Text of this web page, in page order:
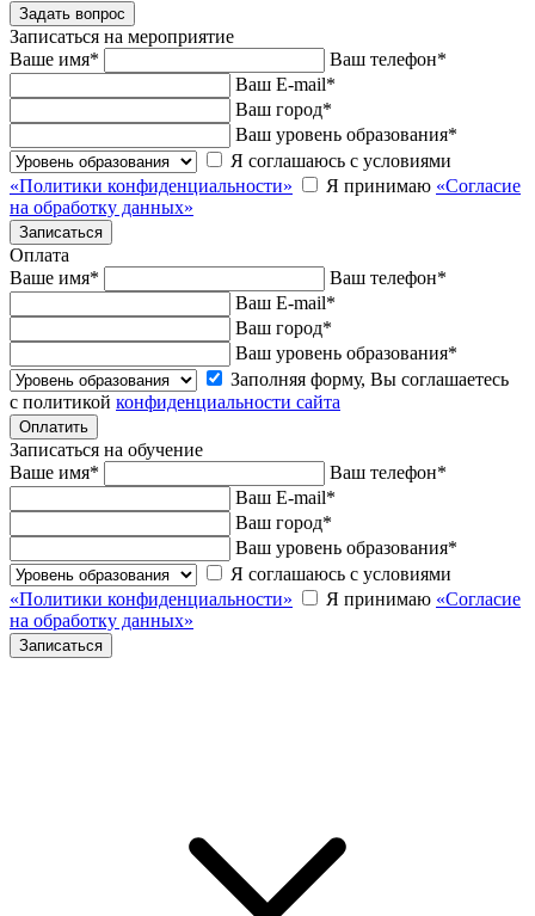
Записаться на мероприятие
Ваше имя* Ваш телефон*
Ваш E-mail*
Ваш город*
Ваш уровень образования*
Я соглашаюсь с условиями
«Политики конфиденциальности»
Я принимаю «Согласие
на обработку данных»
Оплата
Ваше имя* Ваш телефон*
Ваш E-mail*
Ваш город*
Ваш уровень образования*
Заполняя форму, Вы соглашаетесь
с политикой конфиденциальности сайта
Записаться на обучение
Ваше имя* Ваш телефон*
Ваш E-mail*
Ваш город*
Ваш уровень образования*
Я соглашаюсь с условиями
«Политики конфиденциальности»
Я принимаю «Согласие
на обработку данных»